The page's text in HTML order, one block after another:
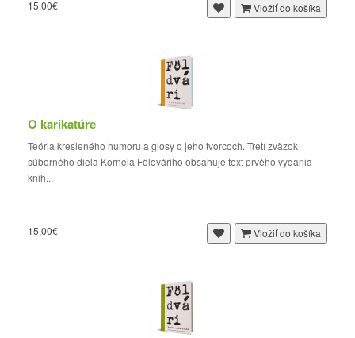
15,00€ Vložiť do košíka
O karikatúre
Teória kresleného humoru a glosy o jeho tvorcoch. Tretí zväzok
súborného diela Kornela Földváriho obsahuje text prvého vydania
knih...
15,00€ Vložiť do košíka